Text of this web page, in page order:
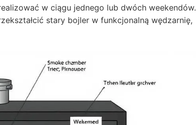
w ciągu jednego lub dwóch weekendów.
stary bojler w funkcjonalną wędzarnię,